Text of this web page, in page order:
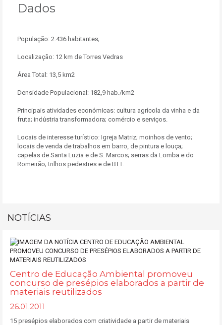
Dados
População: 2.436 habitantes;
Localização: 12 km de Torres Vedras
Área Total: 13,5 km2
Densidade Populacional: 182,9 hab./km2
Principais atividades económicas: cultura agrícola da vinha e da
fruta; indústria transformadora; comércio e serviços.
Locais de interesse turístico: Igreja Matriz; moinhos de vento;
locais de venda de trabalhos em barro, de pintura e louça;
capelas de Santa Luzia e de S. Marcos; serras da Lomba e do
Romeirão; trilhos pedestres e de BTT.
NOTÍCIAS
Centro de Educação Ambiental promoveu
concurso de presépios elaborados a partir de
materiais reutilizados
26.01.2011
15 presépios elaborados com criatividade a partir de materiais